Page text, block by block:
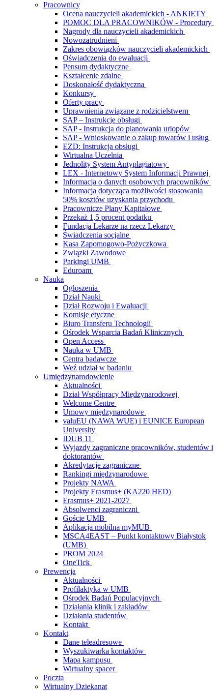
Pracownicy
Ocena nauczycieli akademickich - ANKIETY
POMOC DLA PRACOWNIKÓW - Procedury
Nagrody dla nauczycieli akademickich
Nowozatrudnieni
Zakres obowiązków nauczycieli akademickich
Oświadczenia do ewaluacji
Pensum dydaktyczne
Kształcenie zdalne
Doskonałość dydaktyczna
Konkursy
Oferty pracy
Uprawnienia związane z rodzicielstwem
SAP – Instrukcje obsługi
SAP - Instrukcja do planowania urlopów
SAP - Wnioskowanie o zakup towarów i usług
EZD: Instrukcja obsługi
Wirtualna Uczelnia
Jednolity System Antyplagiatowy
LEX - Internetowy System Informacji Prawnej
Informacja o danych osobowych pracowników
Informacja dotycząca możliwości stosowania
50% kosztów uzyskania przychodu
Pracownicze Plany Kapitałowe
Przekaż 1,5 procent podatku
Fundacja Lekarze na rzecz Lekarzy
Świadczenia socjalne
Kasa Zapomogowo-Pożyczkowa
Związki Zawodowe
Parkingi UMB
Eduroam
Nauka
Ogłoszenia
Dział Nauki
Dział Rozwoju i Ewaluacji
Komisje etyczne
Biuro Transferu Technologii
Ośrodek Wsparcia Badań Klinicznych
Open Access
Nauka w UMB
Centra badawcze
Weź udział w badaniu
Umiędzynarodowienie
Aktualności
Dział Współpracy Międzynarodowej
Welcome Centre
Umowy międzynarodowe
valuEU (NAWA WUE) i EUNICE European
University
IDUB 11
Wyjazdy zagraniczne pracowników, studentów i
doktorantów
Akredytacje zagraniczne
Rankingi międzynarodowe
Projekty NAWA
Projekty Erasmus+ (KA220 HED)
Erasmus+ 2021-2027
Absolwenci zagraniczni
Goście UMB
Aplikacja mobilna myMUB
MSCA4EAST – Punkt kontaktowy Białystok
(UMB)
PROM 2024
OneTick
Prewencja
Aktualności
Profilaktyka w UMB
Ośrodek Badań Populacyjnych
Działania klinik i zakładów
Działania studentów
Kontakt
Kontakt
Dane teleadresowe
Wyszukiwarka kontaktów
Mapa kampusu
Wirtualny spacer
Poczta
Wirtualny Dziekanat